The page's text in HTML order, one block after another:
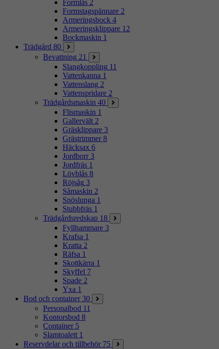
Formlås 2
Formstagspännare 2
Armeringsbock 4
Armeringsklippare 12
Bockmaskin 1
Trädgård 80
Bevattning 21
Slangkoppling 11
Vattenkanna 1
Vattenslang 2
Vattenspridare 2
Trädgårdsmaskin 40
Flismaskin 1
Gallervält 2
Gräsklippare 3
Grästrimmer 8
Häcksax 6
Jordborr 3
Jordfräs 1
Lövblås 8
Röjsåg 3
Såmaskin 2
Snöslunga 1
Stubbfräs 1
Trädgårdsredskap 18
Fyllhammare 3
Krafsa 1
Kratta 2
Räfsa 1
Skottkärra 1
Skyffel 7
Spade 2
Yxa 1
Bod och container 30
Personalbod 11
Kontorsbod 8
Container 5
Slamtoalett 1
Reservdelar och tillbehör 75